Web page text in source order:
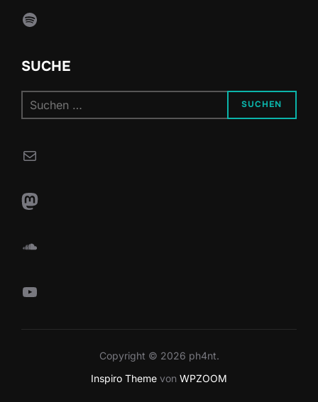
Spotify
SUCHE
nach:
SUCHEN
E-Mail
Mastodon
SoundCloud
YouTube
Copyright © 2026 ph4nt.
Inspiro Theme von WPZOOM